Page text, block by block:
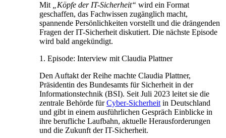
Mit „Köpfe der IT-Sicherheit“ wird ein Format
geschaffen, das Fachwissen zugänglich macht,
spannende Persönlichkeiten vorstellt und die drängenden
Fragen der IT-Sicherheit diskutiert. Die nächste Episode
wird bald angekündigt.
1. Episode: Interview mit Claudia Plattner
Den Auftakt der Reihe machte Claudia Plattner,
Präsidentin des Bundesamts für Sicherheit in der
Informationstechnik (BSI). Seit Juli 2023 leitet sie die
zentrale Behörde fürCyber-Sicherheitin Deutschland
und gibt in einem ausführlichen Gespräch Einblicke in
ihre berufliche Laufbahn, aktuelle Herausforderungen
und die Zukunft der IT-Sicherheit.